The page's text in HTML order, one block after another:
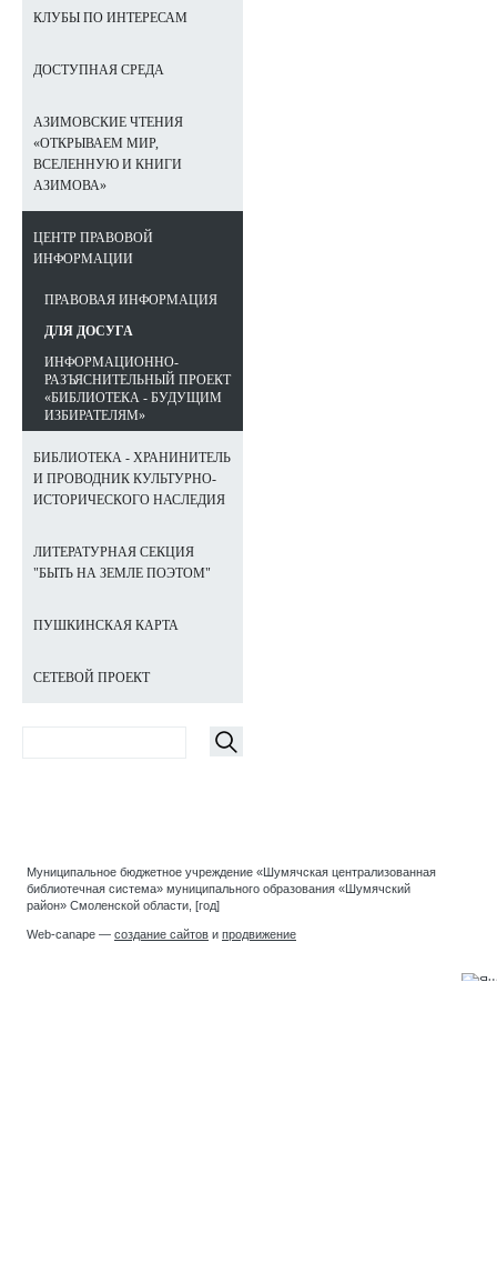
КЛУБЫ ПО ИНТЕРЕСАМ
ДОСТУПНАЯ СРЕДА
АЗИМОВСКИЕ ЧТЕНИЯ
«ОТКРЫВАЕМ МИР,
ВСЕЛЕННУЮ И КНИГИ
АЗИМОВА»
ЦЕНТР ПРАВОВОЙ
ИНФОРМАЦИИ
ПРАВОВАЯ ИНФОРМАЦИЯ
ДЛЯ ДОСУГА
ИНФОРМАЦИОННО-
РАЗЪЯСНИТЕЛЬНЫЙ ПРОЕКТ
«БИБЛИОТЕКА - БУДУЩИМ
ИЗБИРАТЕЛЯМ»
БИБЛИОТЕКА - ХРАНИНИТЕЛЬ
И ПРОВОДНИК КУЛЬТУРНО-
ИСТОРИЧЕСКОГО НАСЛЕДИЯ
ЛИТЕРАТУРНАЯ СЕКЦИЯ
"БЫТЬ НА ЗЕМЛЕ ПОЭТОМ"
ПУШКИНСКАЯ КАРТА
СЕТЕВОЙ ПРОЕКТ
Муниципальное бюджетное учреждение «Шумячская централизованная
библиотечная система» муниципального образования «Шумячский
район» Смоленской области, [год]
Web-canape — создание сайтов и продвижение